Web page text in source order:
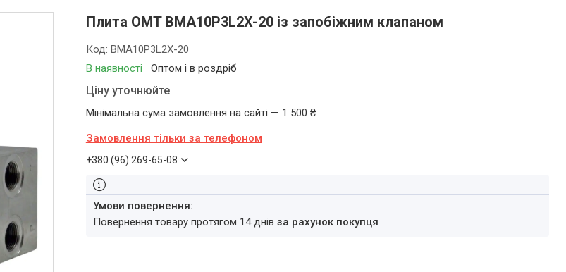
Плита OMT BMA10P3L2X-20 із запобіжним клапаном
В наявності Оптом і в роздріб
Код: BMA10P3L2X-20
Ціну уточнюйте
Мінімальна сума замовлення на сайті — 1 500 ₴
Замовлення тільки за телефоном
+380 (96) 269-65-08
повернення товару протягом 14 днів за рахунок покупця